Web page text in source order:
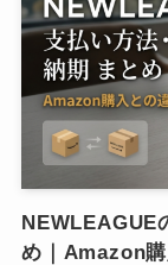
NEWLEAGUE
め｜Amazon